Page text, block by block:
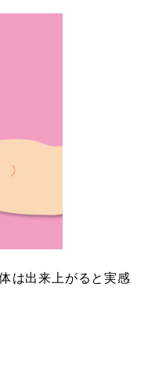
は出来上がると実感